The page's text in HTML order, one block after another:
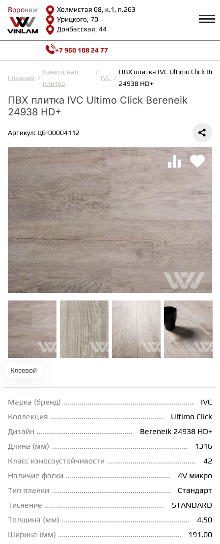
Воронеж
Холмистая 68, к.1, п.263
Урицкого, 70
Донбасская, 44
Воронеж
КАТАЛОГ Профиль
Возврат и гарантии
Сотрудничество
Видеообзоры
Как выбрать
Калькулятор
О нас
Контакты
ВИНИЛОВАЯ ПЛИТКА
ЛАМИНАТ
ИНЖЕНЕРНАЯ ДОСКА
ПАРКЕТНАЯ ДОСКА
ТЕРРАСНАЯ ДОСКА
КОВРОВАЯ ПЛИТКА
МОДУЛЬНЫЕ ПВХ
ПОДЛОЖКА
ПЛИНТУС
ГРУНТОВКИ
ТЕПЛЫЙ ПОЛ
ТЕРМОПАРКЕТ
+7 960 108 24 77
Главная
Виниловая
плитка
IVC
ПВХ плитка IVC Ultimo Сlick
24938 HD+
ПВХ плитка IVC Ultimo Сlick Bereneik
24938 HD+
Артикул: ЦБ-00004112
Клеевой
Марка (бренд)
IVC
Коллекция
Ultimo Сlick
Дизайн
Bereneik 24938 HD+
Длина (мм)
1316
Класс износоустойчивости
42
Наличие фаски
4V микро
Тип планки
Стандарт
Тиснение
STANDARD
Толщина (мм)
4,50
Ширина (мм)
191,00